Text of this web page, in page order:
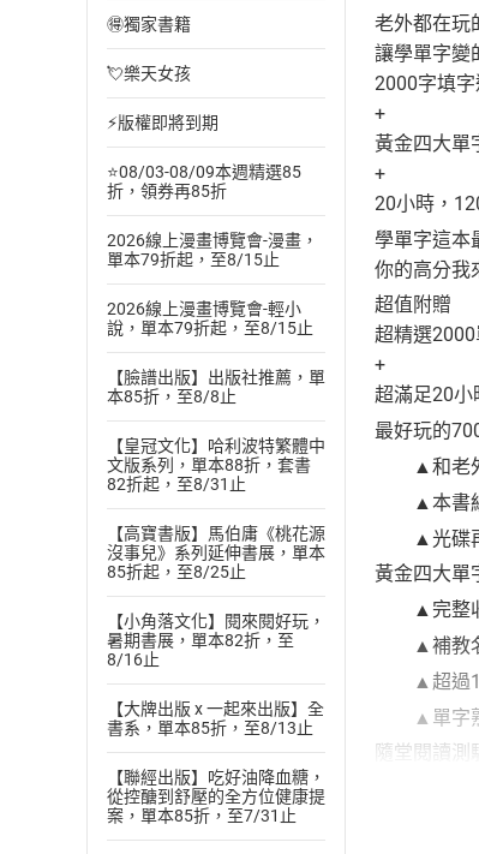
🉐獨家書籍
💘樂天女孩
⚡版權即將到期
⭐08/03-08/09本週精選85
折，領券再85折
2026線上漫畫博覽會-漫畫，
單本79折起，至8/15止
2026線上漫畫博覽會-輕小
說，單本79折起，至8/15止
【臉譜出版】出版社推薦，單
本85折，至8/8止
【皇冠文化】哈利波特繁體中
文版系列，單本88折，套書
82折起，至8/31止
【高寶書版】馬伯庸《桃花源
沒事兒》系列延伸書展，單本
85折起，至8/25止
【小角落文化】閱來閱好玩，
暑期書展，單本82折，至
8/16止
【大牌出版 x 一起來出版】全
書系，單本85折，至8/13止
【聯經出版】吃好油降血糖，
從控醣到舒壓的全方位健康提
案，單本85折，至7/31止
老外都在玩
讓學單字變
2000字填
+
黃金四大單
+
20小時，
學單字這本
你的高分我
超值附贈
超精選
+
超滿足20小
最好玩的
▲和老外
▲本書紙
▲光碟再
黃金四大單
▲完整收
▲補教名
▲超過
▲單字熟
隨堂閱讀測
▲只會背
▲六大